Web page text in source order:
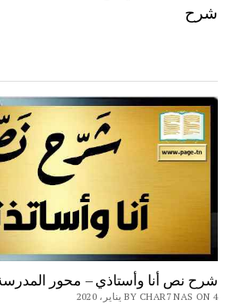
شرح
شرح نص أنا وأستاذي – محور
BY CHAR7 NAS ON 4 يناير، 2020